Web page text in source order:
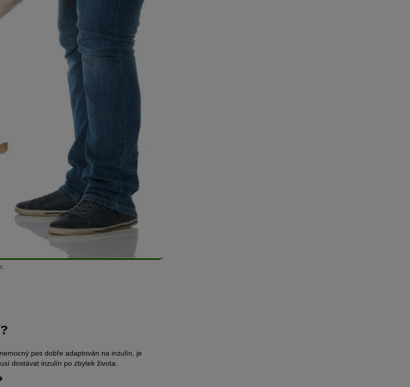
tvoří beta buňky, které produkují hormon inzulín.
pes dobře adaptován na inzulín, je
dostávat inzulín po zbytek života.